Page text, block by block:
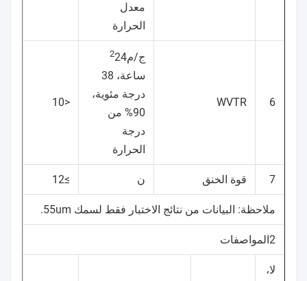
معدل
الحرارة
6
WVTR
ج/م 224
ساعة، 38
درجة مئوية،
90% من
درجة
الحرارة
<10
7 قوة الخنق ن ≥12
ملاحظة: البيانات من نتائج الاختبار فقط لسمك 55um.
2المواصفات
لا،